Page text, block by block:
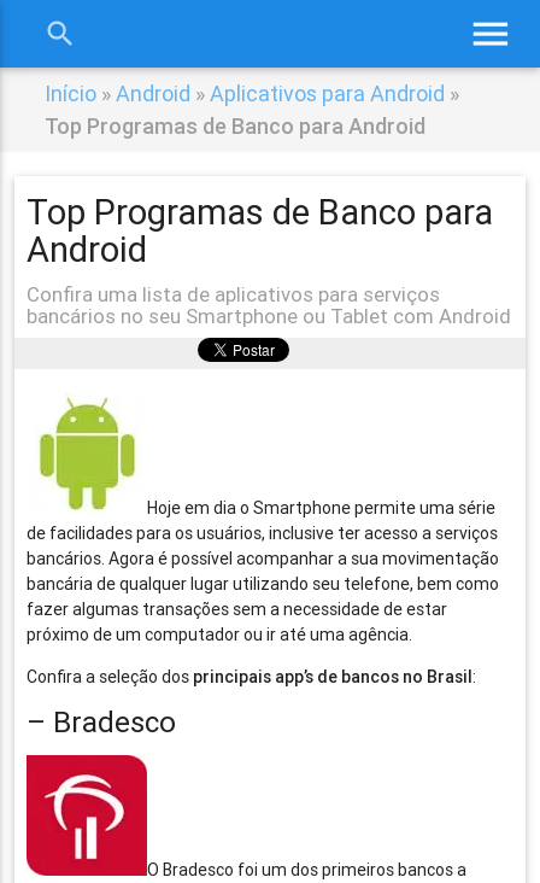
menu
search
Início »Android »Aplicativos para Android »
Top Programas de Banco para Android
Top Programas de Banco para
Android
Confira uma lista de aplicativos para serviços
bancários no seu Smartphone ou Tablet com Android
Hoje em dia o Smartphone permite uma série
de facilidades para os usuários, inclusive ter acesso a serviços
bancários. Agora é possível acompanhar a sua movimentação
bancária de qualquer lugar utilizando seu telefone, bem como
fazer algumas transações sem a necessidade de estar
próximo de um computador ou ir até uma agência.
Confira a seleção dos principais app’s de bancos no Brasil:
– Bradesco
O Bradesco foi um dos primeiros bancos a